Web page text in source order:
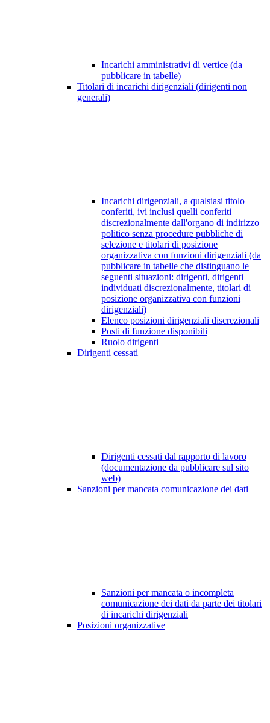
Incarichi amministrativi di vertice (da
pubblicare in tabelle)
Titolari di incarichi dirigenziali (dirigenti non
generali)
Incarichi dirigenziali, a qualsiasi titolo
conferiti, ivi inclusi quelli conferiti
discrezionalmente dall'organo di indirizzo
politico senza procedure pubbliche di
selezione e titolari di posizione
organizzativa con funzioni dirigenziali (da
pubblicare in tabelle che distinguano le
seguenti situazioni: dirigenti, dirigenti
individuati discrezionalmente, titolari di
posizione organizzativa con funzioni
dirigenziali)
Elenco posizioni dirigenziali discrezionali
Posti di funzione disponibili
Ruolo dirigenti
Dirigenti cessati
Dirigenti cessati dal rapporto di lavoro
(documentazione da pubblicare sul sito
web)
Sanzioni per mancata comunicazione dei dati
Sanzioni per mancata o incompleta
comunicazione dei dati da parte dei titolari
di incarichi dirigenziali
Posizioni organizzative